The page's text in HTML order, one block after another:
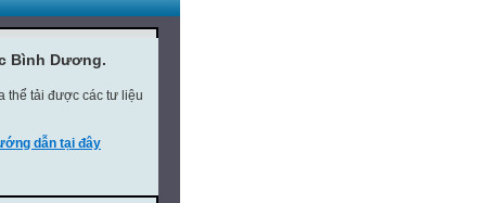
Bình Dương.
thể tải được các tư liệu
dẫn tại đây